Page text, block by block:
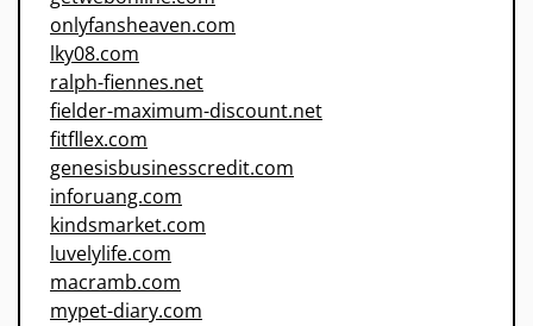
onlyfansheaven.com
lky08.com
ralph-fiennes.net
fielder-maximum-discount.net
fitfllex.com
genesisbusinesscredit.com
inforuang.com
kindsmarket.com
luvelylife.com
macramb.com
mypet-diary.com